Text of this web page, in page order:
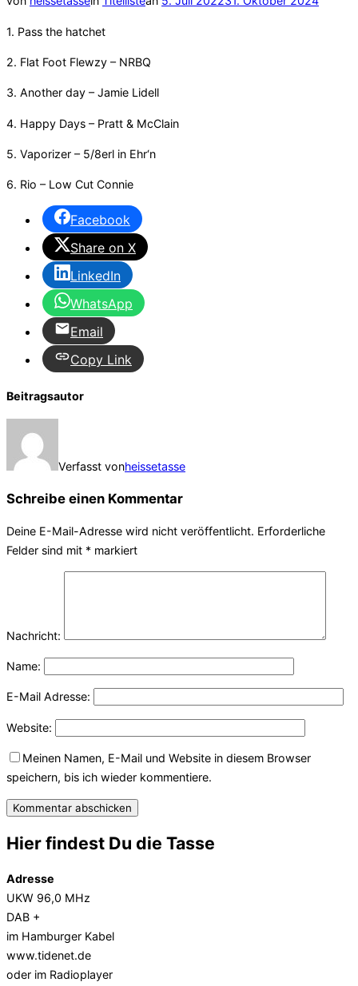
1. Pass the hatchet
2. Flat Foot Flewzy – NRBQ
3. Another day – Jamie Lidell
4. Happy Days – Pratt & McClain
5. Vaporizer – 5/8erl in Ehr‘n
6. Rio – Low Cut Connie
Facebook
Share on X
LinkedIn
WhatsApp
Email
Copy Link
Beitragsautor
Verfasst vonheissetasse
Schreibe einen Kommentar
Deine E-Mail-Adresse wird nicht veröffentlicht. Erforderliche
Felder sind mit * markiert
Nachricht:
Name:
E-Mail Adresse:
Website:
Meinen Namen, E-Mail und Website in diesem Browser
speichern, bis ich wieder kommentiere.
Hier findest Du die Tasse
Adresse
UKW 96,0 MHz
DAB +
im Hamburger Kabel
www.tidenet.de
oder im Radioplayer